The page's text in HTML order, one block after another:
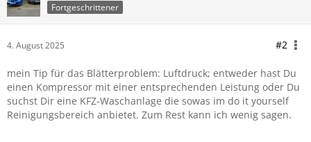
Fortgeschrittener
4. August 2025 #2
mein Tip für das Blätterproblem: Luftdruck; entweder hast Du
einen Kompressor mit einer entsprechenden Leistung oder Du
suchst Dir eine KFZ-Waschanlage die sowas im do it yourself
Reinigungsbereich anbietet. Zum Rest kann ich wenig sagen.